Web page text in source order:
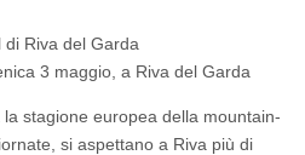
Festival
del
Garda
di Riva del Garda
3 maggio, a Riva del Garda
stagione europea della mountain-
si aspettano a Riva più di